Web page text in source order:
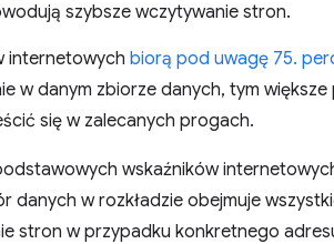
szybsze wczytywanie stron.
internetowych biorą pod uwagę 75.
w danym zbiorze danych, tym
się w zalecanych progach.
wskaźników
danych w rozkładzie obejmuje
stron w przypadku konkretnego